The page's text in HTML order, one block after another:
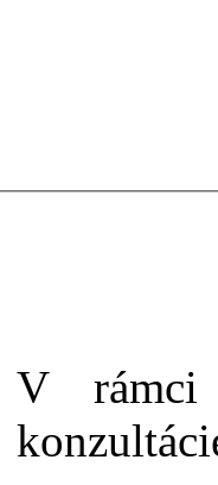
V rámci